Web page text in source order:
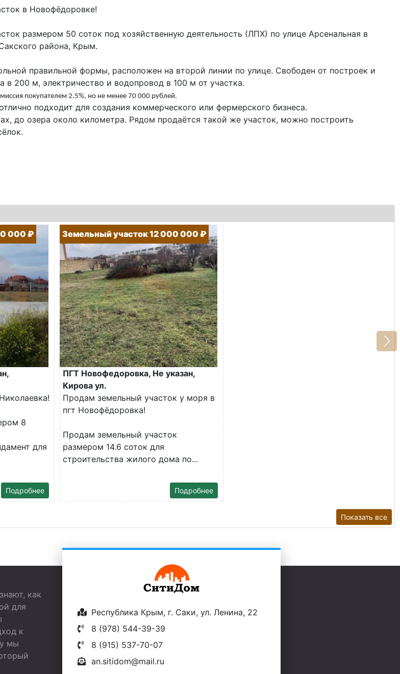
в Новофёдоровке!
размером 50 соток под хозяйственную деятельность (ЛПХ) по улице Арсенальная в
района, Крым.
правильной формы, расположен на второй линии по улице. Свободен от построек и
в 200 м, электричество и водопровод в 100 м от участка.
покупателем 2.5%, но не менее 70 000 рублей.
подходит для создания коммерческого или фермерского бизнеса.
до озера около километра. Рядом продаётся такой же участок, можно построить
000 ₽
8
для
Подробнее
Земельный участок 12 000 000 ₽
ПГТ Новофедоровка, Не указан,
Кирова ул.
Продам земельный участок у моря в
пгт Новофёдоровка!
Продам земельный участок
размером 14.6 соток для
строительства жилого дома по...
Подробнее
Показать все
как
для
к
мы
Республика Крым, г. Саки, ул. Ленина, 22
8 (978) 544-39-39
8 (915) 537-70-07
an.sitidom@mail.ru